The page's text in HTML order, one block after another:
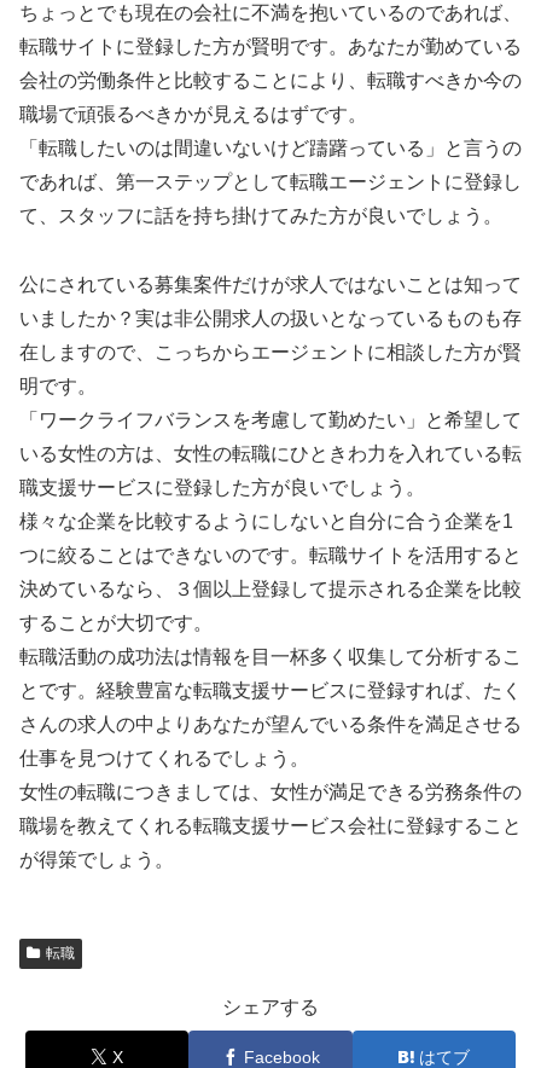
ちょっとでも現在の会社に不満を抱いているのであれば、
転職サイトに登録した方が賢明です。あなたが勤めている
会社の労働条件と比較することにより、転職すべきか今の
職場で頑張るべきかが見えるはずです。
「転職したいのは間違いないけど躊躇っている」と言うの
であれば、第一ステップとして転職エージェントに登録し
て、スタッフに話を持ち掛けてみた方が良いでしょう。
公にされている募集案件だけが求人ではないことは知って
いましたか？実は非公開求人の扱いとなっているものも存
在しますので、こっちからエージェントに相談した方が賢
明です。
「ワークライフバランスを考慮して勤めたい」と希望して
いる女性の方は、女性の転職にひときわ力を入れている転
職支援サービスに登録した方が良いでしょう。
様々な企業を比較するようにしないと自分に合う企業を1
つに絞ることはできないのです。転職サイトを活用すると
決めているなら、３個以上登録して提示される企業を比較
することが大切です。
転職活動の成功法は情報を目一杯多く収集して分析するこ
とです。経験豊富な転職支援サービスに登録すれば、たく
さんの求人の中よりあなたが望んでいる条件を満足させる
仕事を見つけてくれるでしょう。
女性の転職につきましては、女性が満足できる労務条件の
職場を教えてくれる転職支援サービス会社に登録すること
が得策でしょう。
転職
シェアする
X Facebook はてブ